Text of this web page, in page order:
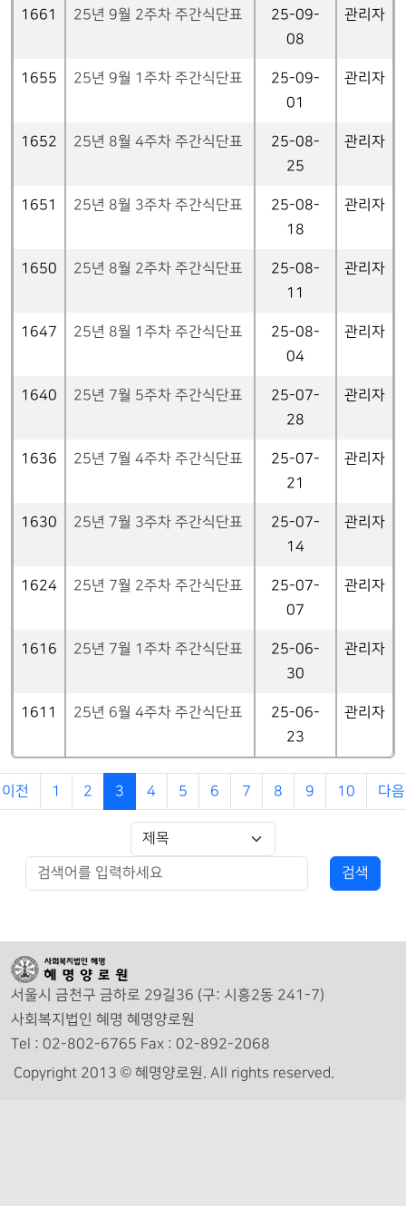
1661 25년 9월 2주차 주간식단표
25-09-
08
관리자
1655 25년 9월 1주차 주간식단표
25-09-
01
관리자
1652 25년 8월 4주차 주간식단표
25-08-
25
관리자
1651 25년 8월 3주차 주간식단표
25-08-
18
관리자
1650 25년 8월 2주차 주간식단표
25-08-
11
관리자
1647 25년 8월 1주차 주간식단표
25-08-
04
관리자
1640 25년 7월 5주차 주간식단표
25-07-
28
관리자
1636 25년 7월 4주차 주간식단표
25-07-
21
관리자
1630 25년 7월 3주차 주간식단표
25-07-
14
관리자
1624 25년 7월 2주차 주간식단표
25-07-
07
관리자
1616 25년 7월 1주차 주간식단표
25-06-
30
관리자
1611 25년 6월 4주차 주간식단표
25-06-
23
관리자
이전 1 2 3 4 5 6 7 8 9 10 다음
서울시 금천구 금하로 29길36 (구: 시흥2동 241-7)
사회복지법인 혜명 혜명양로원
Tel : 02-802-6765 Fax : 02-892-2068
Copyright 2013 © 혜명양로원. All rights reserved.